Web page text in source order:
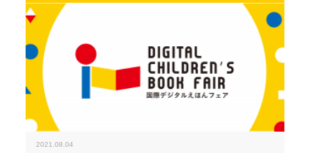
2021.08.04